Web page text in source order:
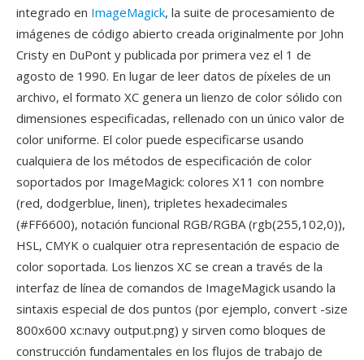
integrado en ImageMagick, la suite de procesamiento de
imágenes de código abierto creada originalmente por John
Cristy en DuPont y publicada por primera vez el 1 de
agosto de 1990. En lugar de leer datos de píxeles de un
archivo, el formato XC genera un lienzo de color sólido con
dimensiones especificadas, rellenado con un único valor de
color uniforme. El color puede especificarse usando
cualquiera de los métodos de especificación de color
soportados por ImageMagick: colores X11 con nombre
(red, dodgerblue, linen), tripletes hexadecimales
(#FF6600), notación funcional RGB/RGBA (rgb(255,102,0)),
HSL, CMYK o cualquier otra representación de espacio de
color soportada. Los lienzos XC se crean a través de la
interfaz de línea de comandos de ImageMagick usando la
sintaxis especial de dos puntos (por ejemplo, convert -size
800x600 xc:navy output.png) y sirven como bloques de
construcción fundamentales en los flujos de trabajo de